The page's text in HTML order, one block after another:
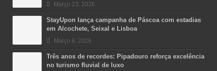
Março 23, 2026
StayUpon lança campanha de Páscoa com estadias
em Alcochete, Seixal e Lisboa
Março 6, 2026
Três anos de recordes: Pipadouro reforça excelência
no turismo fluvial de luxo